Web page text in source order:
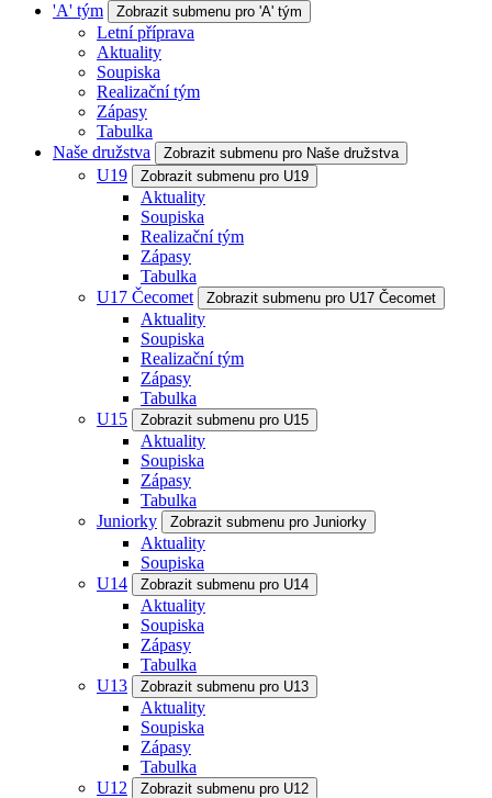
'A' tým
Zobrazit submenu pro 'A' tým
Letní příprava
Aktuality
Soupiska
Realizační tým
Zápasy
Tabulka
Naše družstva
Zobrazit submenu pro Naše družstva
U19 Zobrazit submenu pro U19
Aktuality
Soupiska
Realizační tým
Zápasy
Tabulka
U17 Čecomet
Zobrazit submenu pro U17 Čecomet
Aktuality
Soupiska
Realizační tým
Zápasy
Tabulka
U15
Zobrazit submenu pro U15
Aktuality
Soupiska
Zápasy
Tabulka
Juniorky
Zobrazit submenu pro Juniorky
Aktuality
Soupiska
U14
Zobrazit submenu pro U14
Aktuality
Soupiska
Zápasy
Tabulka
U13
Zobrazit submenu pro U13
Aktuality
Soupiska
Zápasy
Tabulka
U12
Zobrazit submenu pro U12